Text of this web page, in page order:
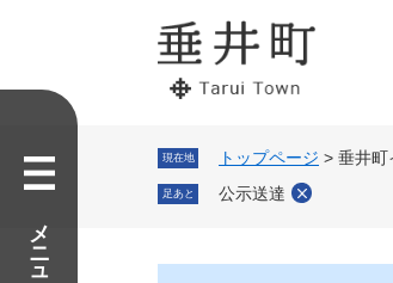
す。
メニュー
現在地 トップページ > 垂井町
足あと 公示送達